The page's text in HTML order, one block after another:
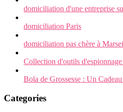
domiciliation d'une entreprise
domiciliation Paris
domiciliation pas chère à
Collection d'outils
Bola de Grossesse : Un
Categories